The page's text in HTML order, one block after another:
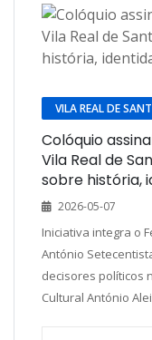
VILA REAL DE
Colóquio
Vila Real de
sobre história,
2026-05-07
Iniciativa integra o
António
decisores políticos
Cultural António